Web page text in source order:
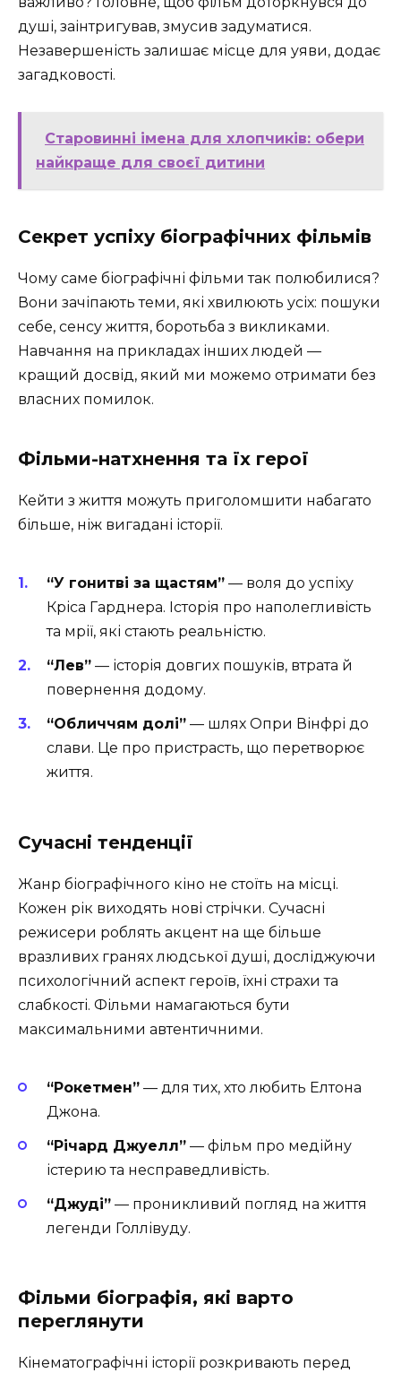
душі, заінтригував, змусив задуматися.
Незавершеність залишає місце для уяви, додає
загадковості.
Старовинні імена для хлопчиків: обери
найкраще для своєї дитини
Секрет успіху біографічних фільмів
Чому саме біографічні фільми так полюбилися?
Вони зачіпають теми, які хвилюють усіх: пошуки
себе, сенсу життя, боротьба з викликами.
Навчання на прикладах інших людей —
кращий досвід, який ми можемо отримати без
власних помилок.
Фільми-натхнення та їх герої
Кейти з життя можуть приголомшити набагато
більше, ніж вигадані історії.
“У гонитві за щастям” — воля до успіху
Кріса Гарднера. Історія про наполегливість
та мрії, які стають реальністю.
“Лев” — історія довгих пошуків, втрата й
повернення додому.
“Обличчям долі” — шлях Опри Вінфрі до
слави. Це про пристрасть, що перетворює
життя.
Сучасні тенденції
Жанр біографічного кіно не стоїть на місці.
Кожен рік виходять нові стрічки. Сучасні
режисери роблять акцент на ще більше
вразливих гранях людської душі, досліджуючи
психологічний аспект героїв, їхні страхи та
слабкості. Фільми намагаються бути
максимальними автентичними.
“Рокетмен” — для тих, хто любить Елтона
Джона.
“Річард Джуелл” — фільм про медійну
істерию та несправедливість.
“Джуді” — проникливий погляд на життя
легенди Голлівуду.
Фільми біографія, які варто
переглянути
Кінематографічні історії розкривають перед